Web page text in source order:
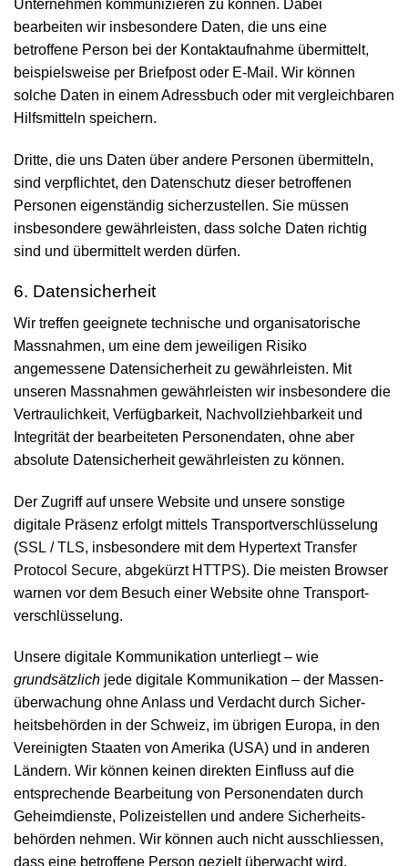
Unternehmen kommuni­zieren zu können. Dabei
bearbeiten wir insbesondere Daten, die uns eine
betroffene Person bei der Kontakt­aufnahme übermittelt,
beispielsweise per Briefpost oder E-Mail. Wir können
solche Daten in einem Adress­buch oder mit vergleichbaren
Hilfs­mitteln speichern.
Dritte, die uns Daten über andere Personen übermitteln,
sind verpflichtet, den Daten­schutz dieser betroffenen
Personen eigen­ständig sicherzustellen. Sie müssen
insbesondere gewähr­leisten, dass solche Daten richtig
sind und über­mittelt werden dürfen.
6. Daten­sicherheit
Wir treffen geeignete technische und organisatorische
Mass­nahmen, um eine dem jeweiligen Risiko
angemessene Daten­sicherheit zu gewähr­leisten. Mit
unseren Mass­nahmen gewähr­leisten wir insbesondere die
Ver­traulichkeit, Ver­fügbarkeit, Nach­vollzieh­barkeit und
Integrität der bearbeiteten Personen­daten, ohne aber
absolute Daten­sicherheit gewährleisten zu können.
Der Zugriff auf unsere Website und unsere sonstige
digitale Präsenz erfolgt mittels Transport­verschlüsselung
(SSL / TLS, insbesondere mit dem Hypertext Transfer
Protocol Secure, abgekürzt HTTPS). Die meisten Browser
warnen vor dem Besuch einer Website ohne Transport­
verschlüsselung.
Unsere digitale Kommunikation unterliegt – wie
grundsätzlich jede digitale Kommunikation – der Massen­
überwachung ohne Anlass und Verdacht durch Sicher­
heitsbehörden in der Schweiz, im übrigen Europa, in den
Vereinigten Staaten von Amerika (USA) und in anderen
Ländern. Wir können keinen direkten Einfluss auf die
entsprechende Bearbeitung von Personen­daten durch
Geheim­dienste, Polizei­stellen und andere Sicherheits­
behörden nehmen. Wir können auch nicht ausschliessen,
dass eine betroffene Person gezielt überwacht wird.